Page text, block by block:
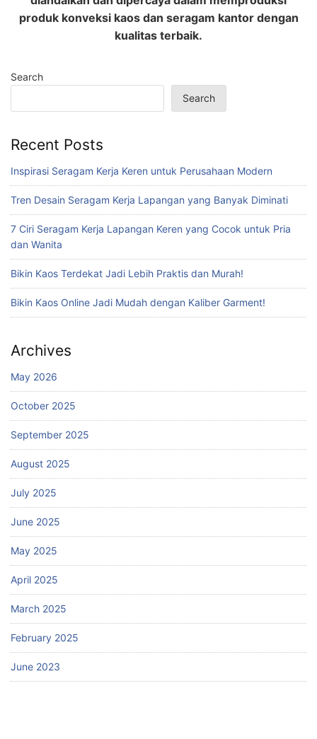
produk konveksi kaos dan seragam kantor dengan
kualitas terbaik.
Search
Search
Recent Posts
Inspirasi Seragam Kerja Keren untuk Perusahaan Modern
Tren Desain Seragam Kerja Lapangan yang Banyak Diminati
7 Ciri Seragam Kerja Lapangan Keren yang Cocok untuk Pria
dan Wanita
Bikin Kaos Terdekat Jadi Lebih Praktis dan Murah!
Bikin Kaos Online Jadi Mudah dengan Kaliber Garment!
Archives
May 2026
October 2025
September 2025
August 2025
July 2025
June 2025
May 2025
April 2025
March 2025
February 2025
June 2023